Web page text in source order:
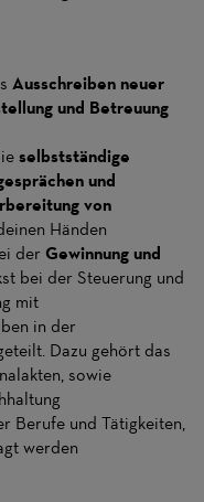
Ausschreiben neuer
und Betreuung
selbstständige
und
von
Händen
der Gewinnung und
bei der Steuerung und
mit
in der
Dazu gehört das
sowie
Berufe und Tätigkeiten,
werden